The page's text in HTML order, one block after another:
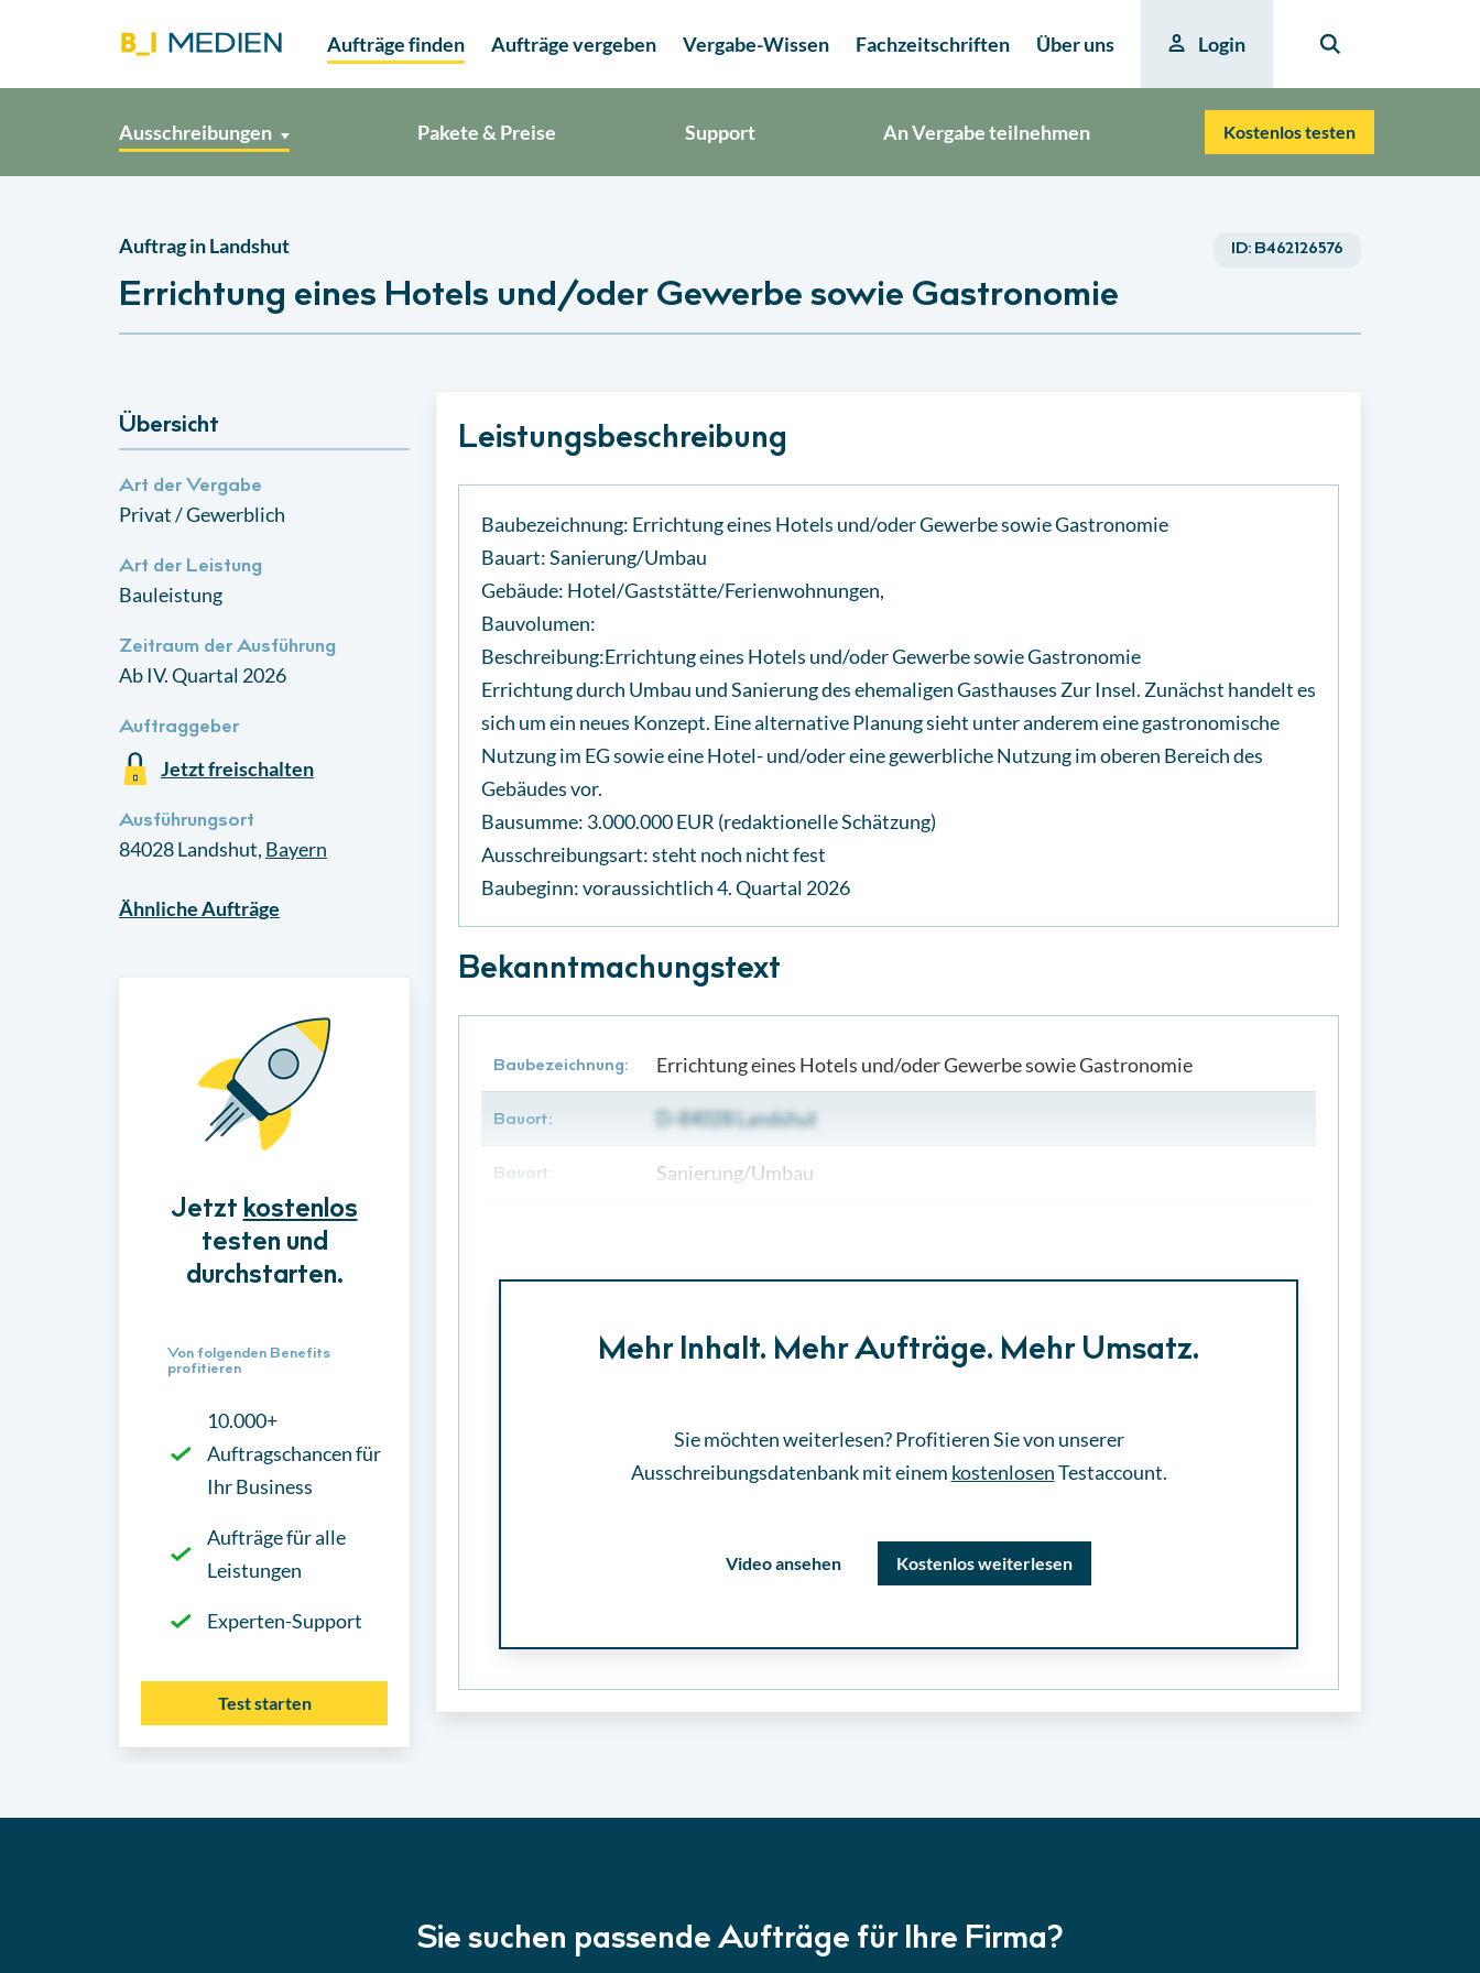
Aufträge finden Aufträge vergeben Vergabe-Wissen Fachzeitschriften Über uns Login
Ausschreibungen Pakete & Preise Support An Vergabe teilnehmen Kostenlos testen
Auftrag inLandshut
Errichtung eines Hotels und/oder Gewerbe sowie Gastronomie
ID: B462126576
Übersicht
Art der Vergabe
Privat / Gewerblich
Art der Leistung
Bauleistung
Zeitraum der Ausführung
Ab IV. Quartal 2026
Auftraggeber
Jetzt freischalten
Ausführungsort
84028Landshut, Bayern
ÄhnlicheAufträge
Jetztkostenlos
testen und
durchstarten.
Von folgenden Benefits
profitieren
10.000+
Auftragschancen für
Ihr Business
Aufträge für alle
Leistungen
Experten-Support
Test starten
Leistungsbeschreibung
Baubezeichnung: Errichtung eines Hotels und/oder Gewerbe sowie Gastronomie
Bauart: Sanierung/Umbau
Gebäude: Hotel/Gaststätte/Ferienwohnungen,
Bauvolumen:
Beschreibung:Errichtung eines Hotels und/oder Gewerbe sowie Gastronomie
Errichtung durch Umbau und Sanierung des ehemaligen Gasthauses Zur Insel. Zunächst handelt es
sich um ein neues Konzept. Eine alternative Planung sieht unter anderem eine gastronomische
Nutzung im EG sowie eine Hotel- und/oder eine gewerbliche Nutzung im oberen Bereich des
Gebäudes vor.
Bausumme: 3.000.000 EUR (redaktionelle Schätzung)
Ausschreibungsart: steht noch nicht fest
Baubeginn: voraussichtlich 4. Quartal 2026
Bekanntmachungstext
Baubezeichnung: Errichtung eines Hotels und/oder Gewerbe sowie Gastronomie
Bauort: D-84028 Landshut
Bauart: Sanierung/Umbau
Mehr Inhalt. Mehr Aufträge. Mehr Umsatz.
Sie möchten weiterlesen? Profitieren Sie von unserer
Ausschreibungsdatenbank mit einem kostenlosenTestaccount.
Video ansehen Kostenlos weiterlesen
Sie suchen passende Aufträge für Ihre Firma?